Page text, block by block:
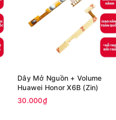
Dây Mở Nguồn + Volume
Huawei Honor X6B (Zin)
30.000₫